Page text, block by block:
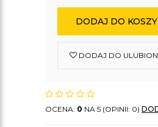
DODAJ DO
DODAJ DO
OCENA: 0 NA 5 (OPINII: 0)